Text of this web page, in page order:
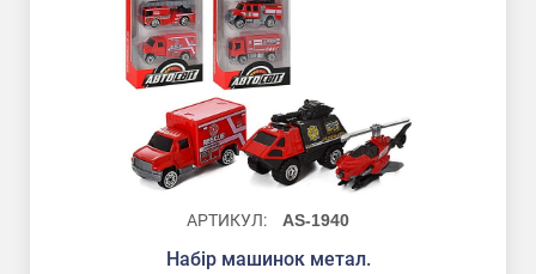
АРТИКУЛ: AS-1940
Набір машинок метал.